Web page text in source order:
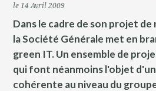
le 14 Avril 2009
Dans le cadre de son projet
la Société Générale met en
green IT. Un ensemble de
qui font néanmoins l'objet
cohérente au niveau du